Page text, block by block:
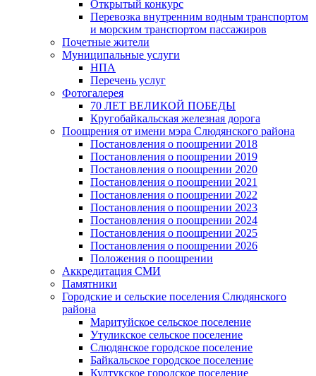
Открытый конкурс
Перевозка внутренним водным транспортом
и морским транспортом пассажиров
Почетные жители
Муниципальные услуги
НПА
Перечень услуг
Фотогалерея
70 ЛЕТ ВЕЛИКОЙ ПОБЕДЫ
Кругобайкальская железная дорога
Поощрения от имени мэра Слюдянского района
Постановления о поощрении 2018
Постановления о поощрении 2019
Постановления о поощрении 2020
Постановления о поощрении 2021
Постановления о поощрении 2022
Постановления о поощрении 2023
Постановления о поощрении 2024
Постановления о поощрении 2025
Постановления о поощрении 2026
Положения о поощрении
Аккредитация СМИ
Памятники
Городские и сельские поселения Слюдянского
района
Маритуйское сельское поселение
Утуликское сельское поселение
Слюдянское городское поселение
Байкальское городское поселение
Култукское городское поселение